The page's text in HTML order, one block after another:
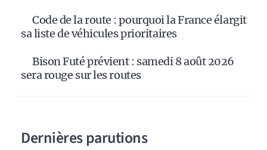
Code de la route : pourquoi la France élargit
sa liste de véhicules prioritaires
Bison Futé prévient : samedi 8 août 2026
sera rouge sur les routes
Dernières parutions